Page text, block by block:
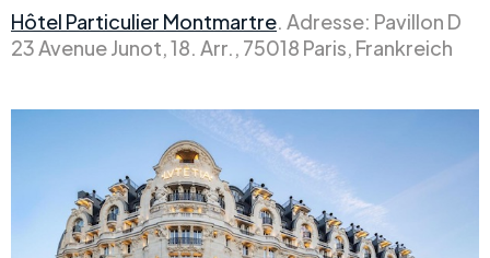
Hôtel Particulier Montmartre. Adresse: Pavillon D
23 Avenue Junot, 18. Arr., 75018 Paris, Frankreich